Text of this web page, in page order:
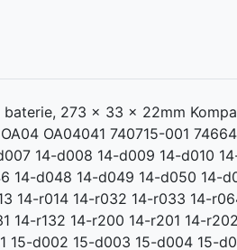
273 x 33 x 22mm
OA04041 740715-001
14-d008 14-d009 14-d010
14-d048 14-d049 14-d050 14-
14-r014 14-r032 14-r033 14-
14-r132 14-r200 14-r201 14-
15-d002 15-d003 15-d004 15-